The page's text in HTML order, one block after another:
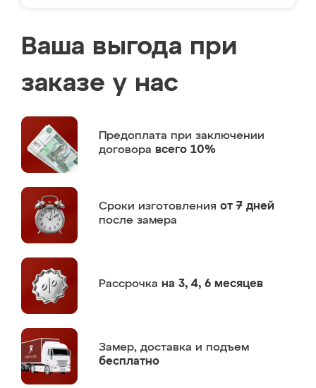
Ваша выгода при
заказе у нас
Предоплата при заключении
договора всего 10%
Сроки изготовления от 7 дней
после замера
Рассрочка на 3, 4, 6 месяцев
Замер, доставка и подъем
бесплатно